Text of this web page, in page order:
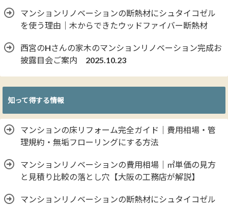
マンションリノベーションの断熱材にシュタイコゼル
を使う理由｜木からできたウッドファイバー断熱材
西宮のHさんの家木のマンションリノベーション完成お
披露目会ご案内 2025.10.23
知って得する情報
マンションの床リフォーム完全ガイド｜費用相場・管
理規約・無垢フローリングにする方法
マンションリノベーションの費用相場｜㎡単価の見方
と見積り比較の落とし穴【大阪の工務店が解説】
マンションリノベーションの断熱材にシュタイコゼル